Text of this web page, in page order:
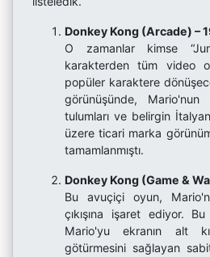
Donkey Kong (Arcade) –
O zamanlar kimse
karakterden tüm video
popüler karaktere
görünüşünde, Mario'nun
tulumları ve belirgin
üzere ticari marka
tamamlanmıştı.
Donkey Kong (Game &
Bu avuçiçi oyun,
çıkışına işaret ediyor. Bu
Mario'yu ekranın alt
götürmesini sağlayan